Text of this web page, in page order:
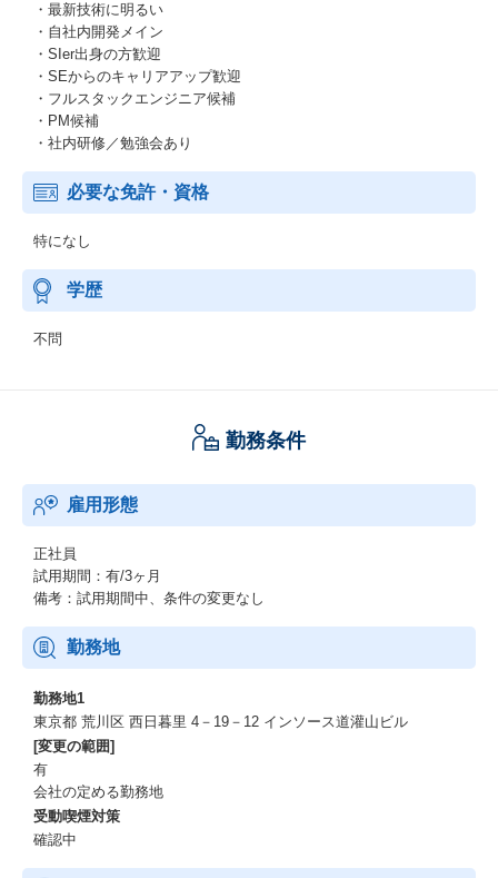
・最新技術に明るい
・自社内開発メイン
・SIer出身の方歓迎
・SEからのキャリアアップ歓迎
・フルスタックエンジニア候補
・PM候補
・社内研修／勉強会あり
必要な免許・資格
特になし
学歴
不問
勤務条件
雇用形態
正社員
試用期間：有/3ヶ月
備考：試用期間中、条件の変更なし
勤務地
勤務地1
東京都 荒川区 西日暮里 4－19－12 インソース道灌山ビル
[変更の範囲]
有
会社の定める勤務地
受動喫煙対策
確認中